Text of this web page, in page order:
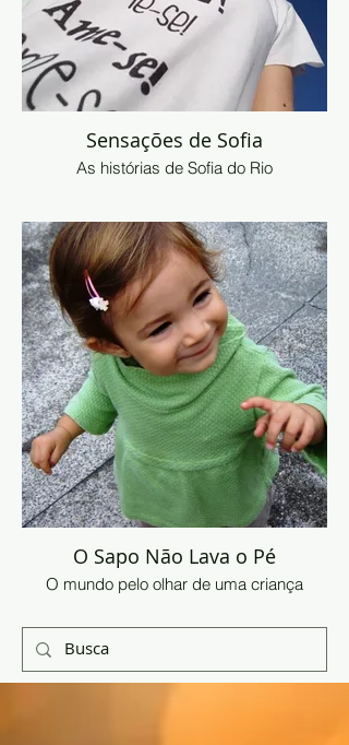
Sensações de Sofia
As histórias de Sofia do Rio
O Sapo Não Lava o Pé
O mundo pelo olhar de uma criança